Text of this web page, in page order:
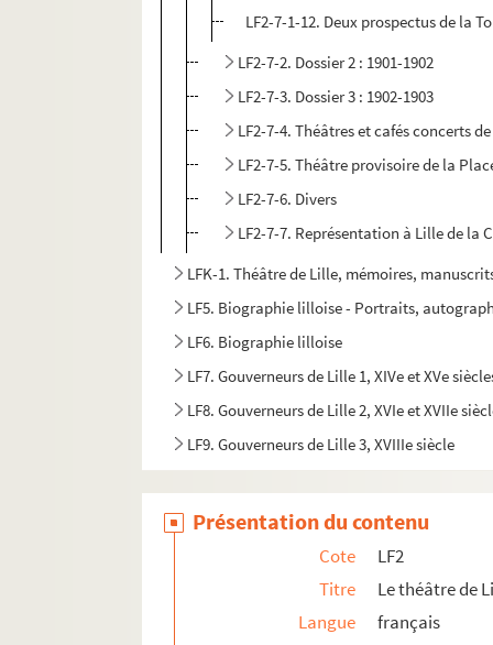
LF2-7-1-12. Deux prospectus de la
LF2-7-2. Dossier 2 : 1901-1902
LF2-7-3. Dossier 3 : 1902-1903
LF2-7-4. Théâtres et cafés concerts
LF2-7-5. Théâtre provisoire de la
LF2-7-6. Divers
LF2-7-7. Représentation à Lille de la
LFK-1. Théâtre de Lille, mémoires,
LF5. Biographie lilloise - Portraits,
LF6. Biographie lilloise
LF7. Gouverneurs de Lille 1, XIVe et XVe
LF8. Gouverneurs de Lille 2, XVIe et XVIIe
LF9. Gouverneurs de Lille 3, XVIIIe siècle
LF11. Vues de Lille – Cartes postales
LF12. Vues de Lille - photographies,
LF14. Photographies du musée de Lille
Présentation du contenu
Cote
LF2
Titre
Le théâtre de
Langue
français